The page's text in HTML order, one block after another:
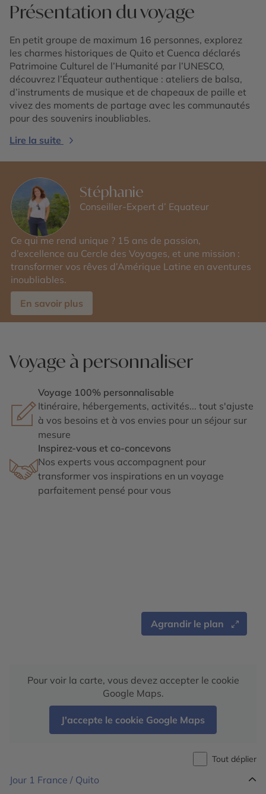
Présentation du voyage
En petit groupe de maximum 16 personnes, explorez
les charmes historiques de Quito et Cuenca déclarés
Patrimoine Culturel de l’Humanité par l’UNESCO,
découvrez l’Équateur authentique : ateliers de balsa,
d’instruments de musique et de chapeaux de paille et
vivez des moments de partage avec les communautés
pour des souvenirs inoubliables.
Lire la suite
Stéphanie
Conseiller-Expert d’ Equateur
Ce qui me rend unique ? 15 ans de passion,
d’excellence au Cercle des Voyages, et une mission :
transformer vos rêves d’Amérique Latine en aventures
inoubliables.
En savoir plus
Voyage à personnaliser
Voyage 100% personnalisable
Itinéraire, hébergements, activités... tout s'ajuste
à vos besoins et à vos envies pour un séjour sur
mesure
Inspirez-vous et co-concevons
Nos experts vous accompagnent pour
transformer vos inspirations en un voyage
parfaitement pensé pour vous
Agrandir le plan
Pour voir la carte, vous devez accepter le cookie
Google Maps.
J'accepte le cookie Google Maps
Tout déplier
Jour 1 France / Quito